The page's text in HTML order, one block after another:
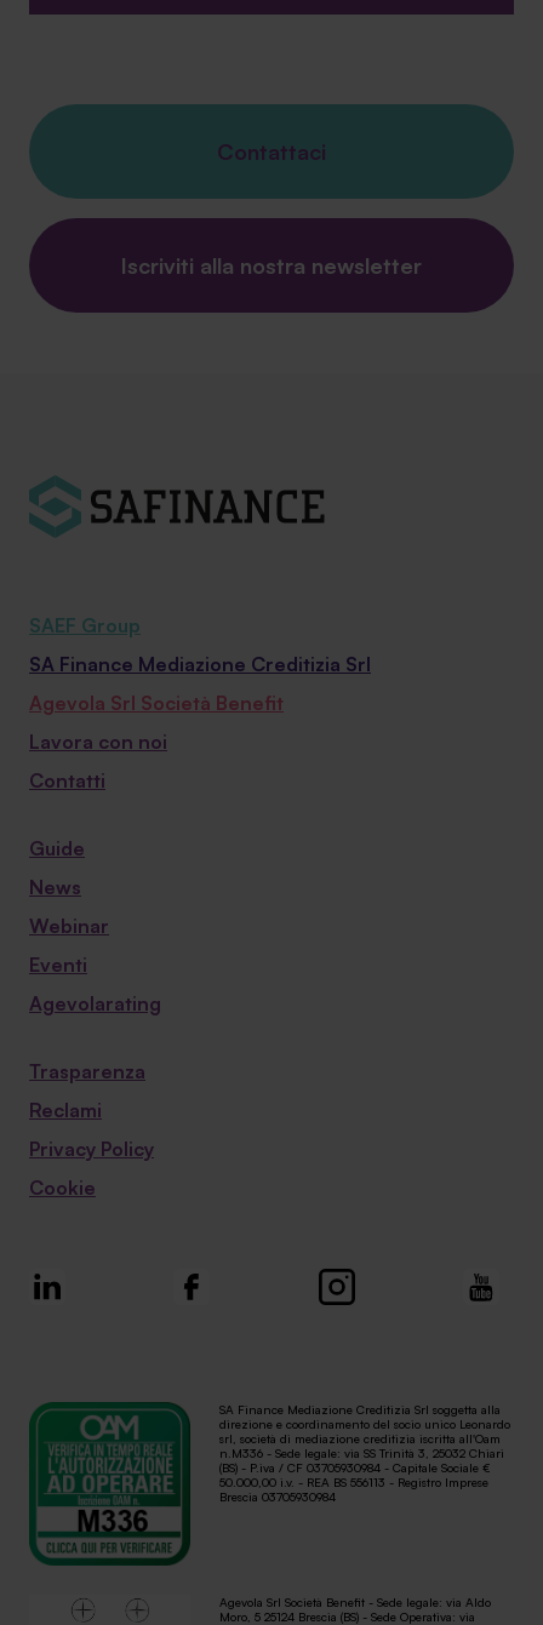
Contattaci
Iscriviti alla nostra newsletter
SAEF Group
SA Finance Mediazione Creditizia Srl
Agevola Srl Società Benefit
Lavora con noi
Contatti
Guide
News
Webinar
Eventi
Agevolarating
Trasparenza
Reclami
Privacy Policy
Cookie
SA Finance Mediazione Creditizia Srl soggetta alla
direzione e coordinamento del socio unico Leonardo
srl, società di mediazione creditizia iscritta all'Oam
n.M336 - Sede legale: via SS Trinità 3, 25032 Chiari
(BS) - P.iva / CF 03705930984 - Capitale Sociale €
50.000,00 i.v. - REA BS 556113 - Registro Imprese
Brescia 03705930984
Agevola Srl Società Benefit - Sede legale: via Aldo
Moro, 5 25124 Brescia (BS) - Sede Operativa: via